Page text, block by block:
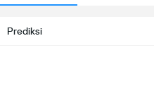
Prediksi